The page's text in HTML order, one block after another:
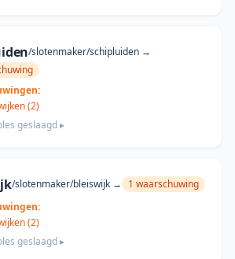
/slotenmaker/schipluiden →
(2)
geslaagd ▸
/slotenmaker/bleiswijk→ 1 waarschuwing
(2)
geslaagd ▸